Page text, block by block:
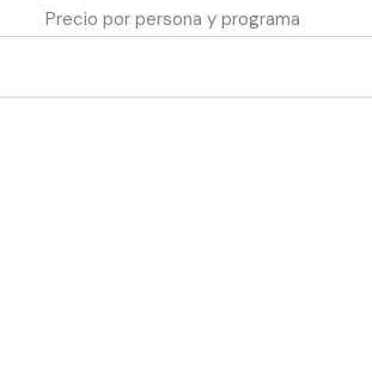
Precio por persona y programa